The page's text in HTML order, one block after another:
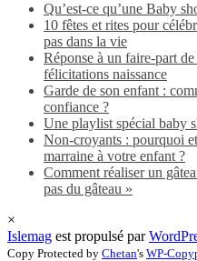
Qu’est-ce qu’une Baby
10 fêtes et rites pour
pas dans la vie
Réponse à un faire-part
félicitations naissance
Garde de son enfant :
confiance ?
Une playlist spécial baby
Non-croyants : pourquoi
marraine à votre enfant ?
Comment réaliser un
pas du gâteau »
×
Islemag est propulsé par
Copy Protected by Chetan's WP-